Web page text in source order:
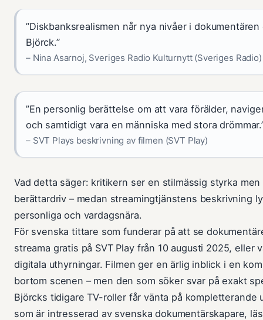
”Diskbanksrealismen når nya nivåer i
Björck.”
– Nina Asarnoj, Sveriges Radio Kulturnytt (Sveriges Radio)
”En personlig berättelse om att vara förälder,
och samtidigt vara en människa med stora
– SVT Plays beskrivning av filmen (SVT Play)
Vad detta säger: kritikern ser en stilmässig styrka
berättardriv – medan streamingtjänstens beskrivning
personliga och vardagsnära.
För svenska tittare som funderar på att se
streama gratis på SVT Play från 10 augusti 2025, eller
digitala uthyrningar. Filmen ger en ärlig inblick i en
bortom scenen – men den som söker svar på exakt
Björcks tidigare TV-roller får vänta på kompletterande
som är intresserad av svenska dokumentärskapare,